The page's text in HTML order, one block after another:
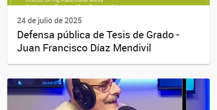
24 de julio de 2025
Defensa pública de Tesis de Grado -
Juan Francisco Díaz Mendivil